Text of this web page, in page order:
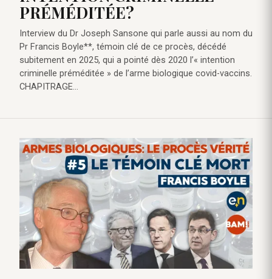
PRÉMÉDITÉE?
Interview du Dr Joseph Sansone qui parle aussi au nom du
Pr Francis Boyle**, témoin clé de ce procès, décédé
subitement en 2025, qui a pointé dès 2020 l’« intention
criminelle préméditée » de l’arme biologique covid-vaccins.
CHAPITRAGE…